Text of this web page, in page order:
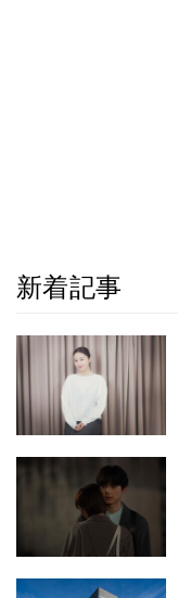
新着記事